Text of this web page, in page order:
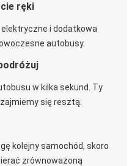
ręki
elektryczne i dodatkowa
autobusy.
w kilka sekund. Ty
się resztą.
kolejny samochód, skoro
zrównoważoną